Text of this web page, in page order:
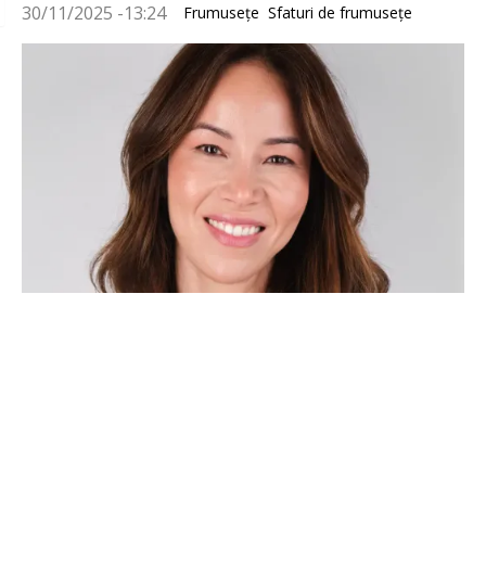
30/11/2025 -13:24 Frumuseţe Sfaturi de frumuseţe